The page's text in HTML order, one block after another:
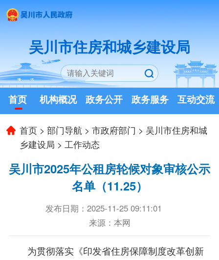
吴川市住房和城乡建设局
首页 机构概况 政务公开 政务服务 互动交流
首页 >部门导航 >市政府部门 > 吴川市住房和城
乡建设局 > 工作动态
吴川市2025年公租房轮候对象审核公示
名单（11.25）
发布日期：2025-11-25 09:11:01
来源：本网
为贯彻落实《印发省住房保障制度改革创新